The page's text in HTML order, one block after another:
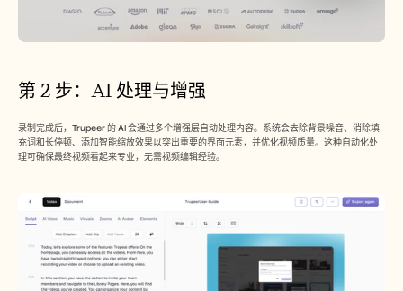
第 2 步：AI 处理与增强
录制完成后，Trupeer 的 AI 会通过多个增强层自动处理内容。系统会去除背景噪音、消除填
充词和长停顿、添加智能缩放效果以突出重要的界面元素，并优化视频质量。这种自动化处
理可确保最终视频看起来专业，无需视频编辑经验。